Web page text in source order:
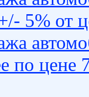
5% от
по цене